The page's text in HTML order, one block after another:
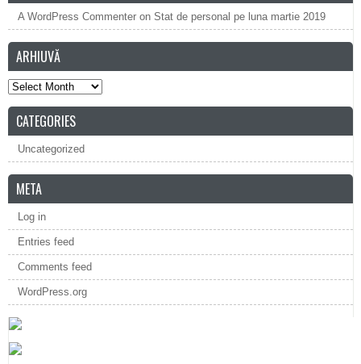
A WordPress Commenter on Stat de personal pe luna martie 2019
ARHIUVĂ
Arhiuvă
CATEGORIES
Uncategorized
META
Log in
Entries feed
Comments feed
WordPress.org